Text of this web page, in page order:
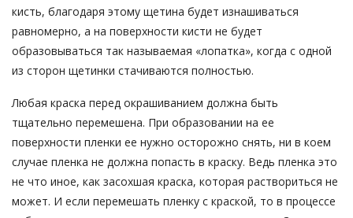
кисть, благодаря этому щетина будет изнашиваться
равномерно, а на поверхности кисти не будет
образовываться так называемая «лопатка», когда с одной
из сторон щетинки стачиваются полностью.
Любая краска перед окрашиванием должна быть
тщательно перемешена. При образовании на ее
поверхности пленки ее нужно осторожно снять, ни в коем
случае пленка не должна попасть в краску. Ведь пленка это
не что иное, как засохшая краска, которая раствориться не
может. И если перемешать пленку с краской, то в процессе